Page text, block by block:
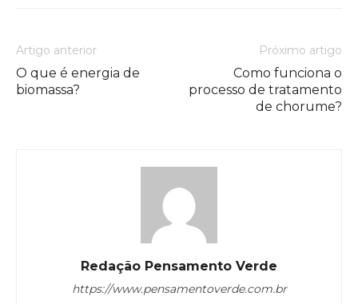
Artigo anterior
O que é energia de
biomassa?
Próximo artigo
Como funciona o
processo de tratamento
de chorume?
Redação Pensamento Verde
https://www.pensamentoverde.com.br